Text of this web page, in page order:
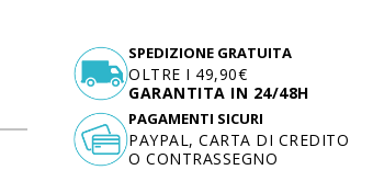
SPEDIZIONE GRATUITA
OLTRE I 49,90€
GARANTITA IN 24/48H
PAGAMENTI SICURI
PAYPAL, CARTA DI CREDITO
O CONTRASSEGNO